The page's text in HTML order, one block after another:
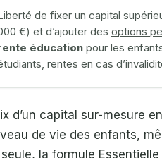
de fixer un capital
€) et d’ajouter des options
éducation pour les
rentes en cas
d’un capital sur-mesure
de vie des enfants,
la formule